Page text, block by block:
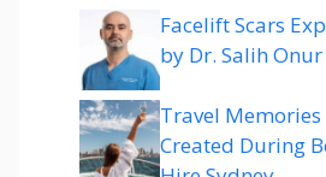
Facelift Scars
by Dr. Salih
Travel Memories
Created During